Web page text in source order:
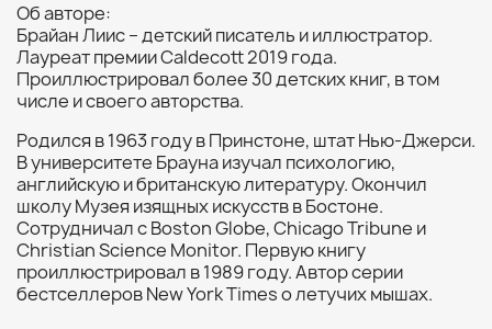
Об авторе:
Брайан Лиис – детский писатель и иллюстратор.
Лауреат премии Caldecott 2019 года.
Проиллюстрировал более 30 детских книг, в том
числе и своего авторства.
Родился в 1963 году в Принстоне, штат Нью-Джерси.
В университете Брауна изучал психологию,
английскую и британскую литературу. Окончил
школу Музея изящных искусств в Бостоне.
Сотрудничал с Boston Globe, Chicago Tribune и
Christian Science Monitor. Первую книгу
проиллюстрировал в 1989 году. Автор серии
бестселлеров New York Times о летучих мышах.